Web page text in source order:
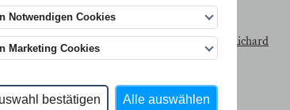
Notwendigen Cookies
Marketing Cookies
bestätigen Alle auswählen
|Achim Bertenburg|Wolfgang Koethe
Richard
Fabrizio Plessi